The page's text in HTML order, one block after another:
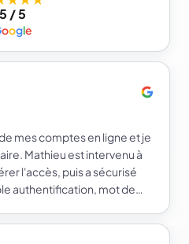
5 / 5
oogle
mes comptes en ligne et je
Mathieu est intervenu à
l'accès, puis a sécurisé
authentification, mot de
sécurité de mes comptes.